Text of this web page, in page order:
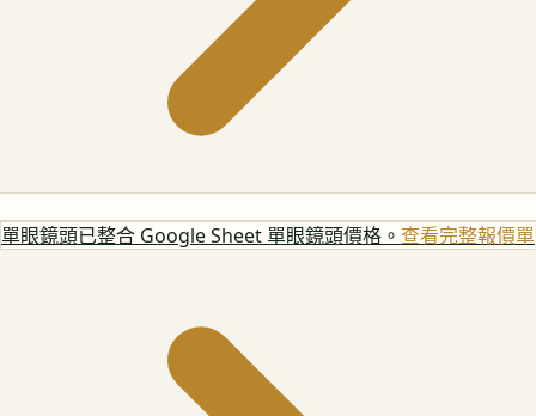
單眼鏡頭已整合 Google Sheet 單眼鏡頭價格。 查看完整報價單